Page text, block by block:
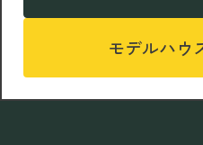
モデルハウ